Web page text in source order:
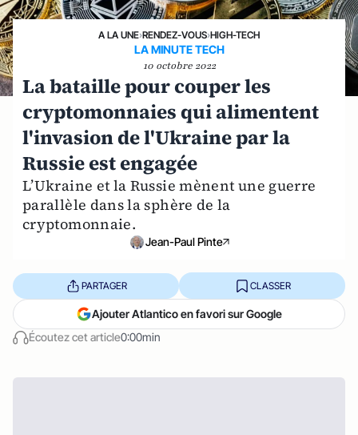
A LA UNE›RENDEZ-VOUS›HIGH-TECH
LA MINUTE TECH
10 octobre 2022
La bataille pour couper les
cryptomonnaies qui alimentent
l'invasion de l'Ukraine par la
Russie est engagée
L’Ukraine et la Russie mènent une guerre
parallèle dans la sphère de la
cryptomonnaie.
Jean-Paul Pinte
Écoutez cet article0:00min
PARTAGER CLASSER
Ajouter Atlantico en favori sur Google